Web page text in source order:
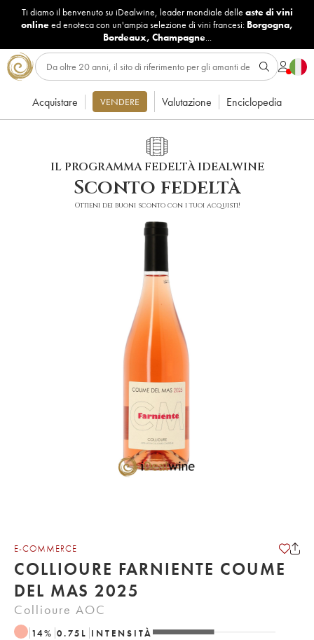
Ti diamo il benvenuto su iDealwine, leader mondiale delle aste di vini
onlineed enoteca con un'ampia selezione di vini francesi: Borgogna,
Bordeaux, Champagne...
Acquistare VENDERE Valutazione Enciclopedia
IL PROGRAMMA FEDELTÀ IDEALWINE
Sconto fedeltà
Ottieni dei buoni sconto con i tuoi acquisti!
E-COMMERCE
COLLIOURE FARNIENTE COUME
DEL MAS 2025
Collioure AOC
14% 0.75 L INTENSITÀ